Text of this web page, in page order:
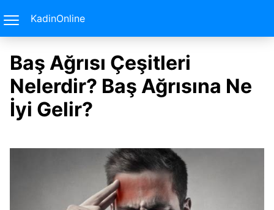
KadinOnline
Baş Ağrısı Çeşitleri
Nelerdir? Baş Ağrısına Ne
İyi Gelir?